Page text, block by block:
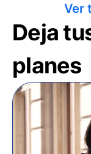
Ver
Deja
planes